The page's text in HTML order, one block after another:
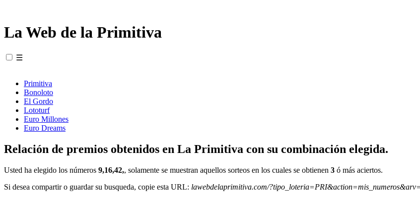
La Web de la Primitiva
☰
Primitiva
Bonoloto
El Gordo
Lototurf
Euro Millones
Euro Dreams
Relación de premios obtenidos en La Primitiva con su combinación elegida.
Usted ha elegido los números 9,16,42,, solamente se muestran aquellos sorteos en los cuales se obtienen 3 ó más aciertos.
Si desea compartir o guardar su busqueda, copie esta URL: lawebdelaprimitiva.com/